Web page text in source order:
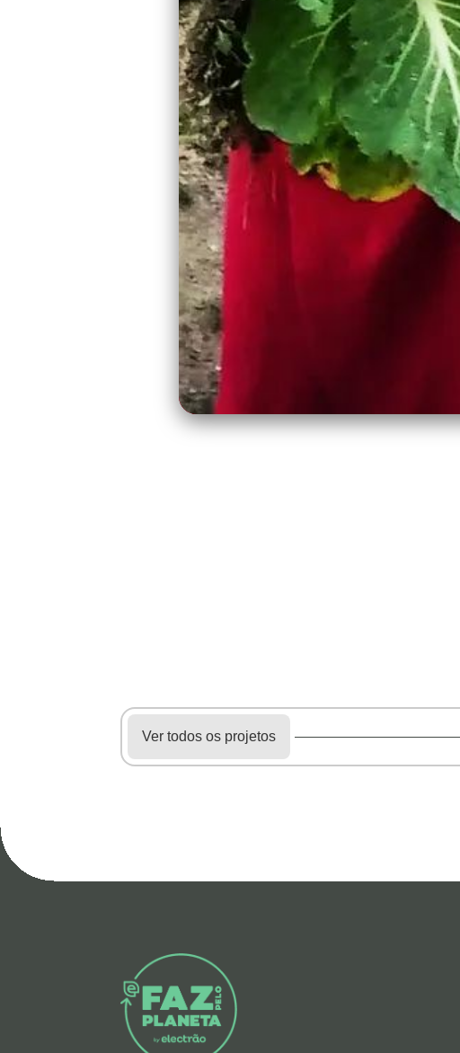
Ver todos os projetos